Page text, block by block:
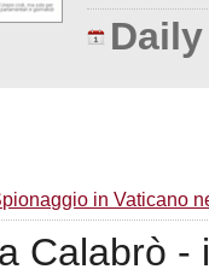
in Vaticano
Calabrò -